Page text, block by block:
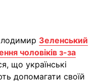
Зеленський
чоловіків з-за
що українські
допомагати своїй